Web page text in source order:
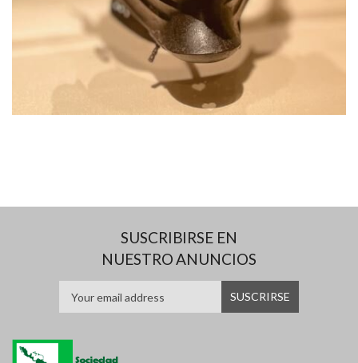
SUSCRIBIRSE EN
NUESTRO ANUNCIOS